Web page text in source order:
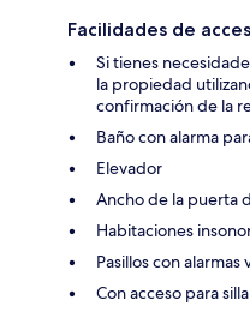
Facilidades de
Si tienes
la propiedad
confirmación de la
Baño con alarma
Elevador
Ancho de la puerta
Habitaciones
Pasillos con alarmas
Con acceso para